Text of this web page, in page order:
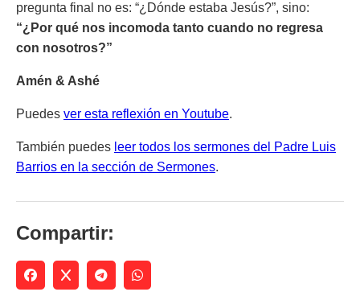
pregunta final no es: “¿Dónde estaba Jesús?”, sino:
“¿Por qué nos incomoda tanto cuando no regresa
con nosotros?”
Amén & Ashé
Puedes ver esta reflexión en Youtube.
También puedes leer todos los sermones del Padre Luis
Barrios en la sección de Sermones.
Compartir: